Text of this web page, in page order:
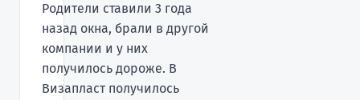
Родители ставили 3 года
назад окна, брали в другой
компании и у них
получилось дороже. В
Визапласт получилось